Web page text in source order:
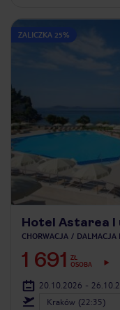
ZALICZKA 25%
Hotel Astarea I
CHORWACJA DALMACJA
1 691
ZŁ
OSOBA
20.10.2026 -
Kraków (22:35)